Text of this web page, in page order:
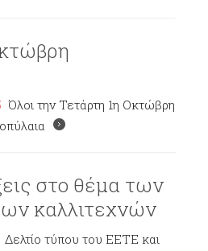
Όλοι την Τετάρτη 1η Οκτώβρη
στο θέμα των
καλλιτεχνών
Δελτίο τύπου του ΕΕΤΕ και